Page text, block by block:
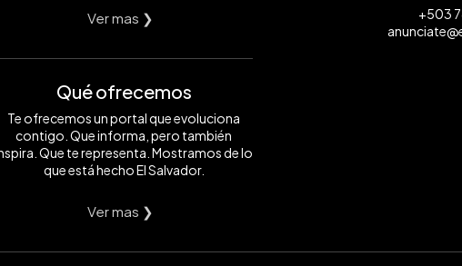
Ver mas ❯
Qué ofrecemos
Te ofrecemos un portal que evoluciona
contigo. Que informa, pero también
Que te representa. Mostramos de lo
que está hecho El Salvador.
Ver mas ❯
+503